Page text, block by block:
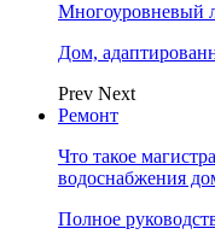
Многоуровневый
Дом,
Prev Next
Ремонт
Что такое
водоснабжения
Полное